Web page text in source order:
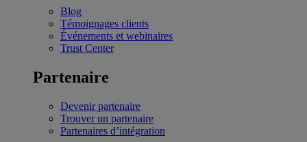
Blog
Témoignages clients
Événements et webinaires
Trust Center
Partenaire
Devenir partenaire
Trouver un partenaire
Partenaires d’intégration